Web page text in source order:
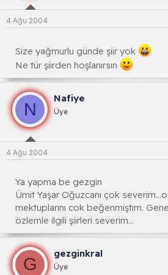
4 Ağu 2004
Size yağmurlu günde şiir yok
Ne tür şiirden hoşlanırsın
N
Nafiye
Üye
4 Ağu 2004
Ya yapma be gezgin
Ümit Yaşar Oğuzcanı çok
mektuplarını cok beğenmiştim.
özlemle ilgili şiirleri severim...
G
gezginkral
Üye